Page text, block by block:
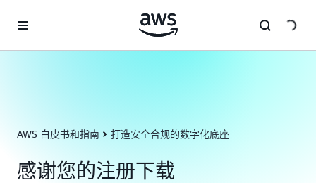
AWS 白皮书和指南 打造安全合规的数字化底座
感谢您的注册下载